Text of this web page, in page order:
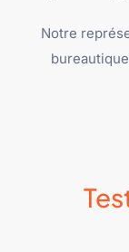
Notre